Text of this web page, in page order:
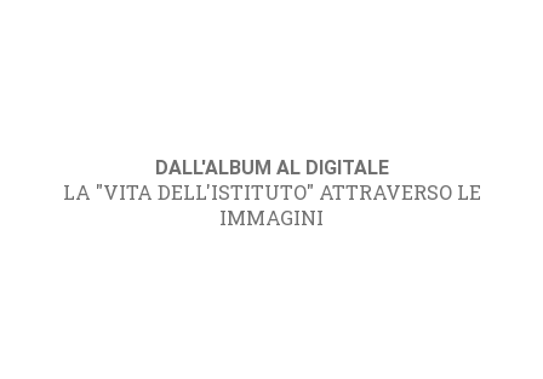
DALL'ALBUM AL DIGITALE
LA "VITA DELL'ISTITUTO" ATTRAVERSO LE
IMMAGINI